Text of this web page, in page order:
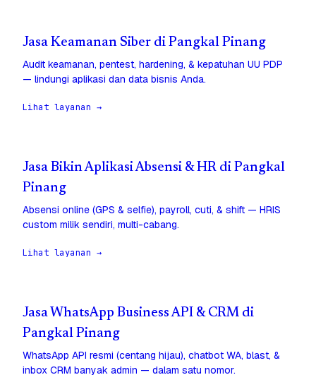
Jasa Keamanan Siber di Pangkal Pinang
Audit keamanan, pentest, hardening, & kepatuhan UU PDP
— lindungi aplikasi dan data bisnis Anda.
Lihat layanan →
Jasa Bikin Aplikasi Absensi & HR di Pangkal
Pinang
Absensi online (GPS & selfie), payroll, cuti, & shift — HRIS
custom milik sendiri, multi-cabang.
Lihat layanan →
Jasa WhatsApp Business API & CRM di
Pangkal Pinang
WhatsApp API resmi (centang hijau), chatbot WA, blast, &
inbox CRM banyak admin — dalam satu nomor.